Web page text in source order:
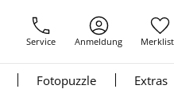
Service Anmeldung
Fotopuzzle Extras